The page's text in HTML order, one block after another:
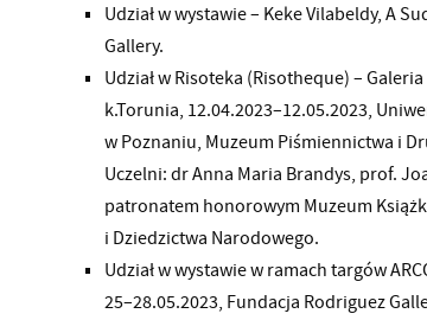
Udział w wystawie – Keke Vilabeldy, A
Gallery.
Udział w Risoteka (Risotheque) –
k.Torunia, 12.04.2023–12.05.2023,
w Poznaniu, Muzeum Piśmiennictwa i
Uczelni: dr Anna Maria Brandys, prof.
patronatem honorowym Muzeum
i Dziedzictwa Narodowego.
Udział w wystawie w ramach targów
25–28.05.2023, Fundacja Rodriguez